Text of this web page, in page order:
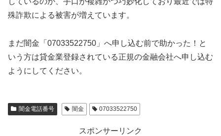
殊詐欺による被害が増えています。
まだ闇金「07033522750」へ申し込む前で助かった！と
いう方は貸金業登録されている正規の金融会社へ申し込む
ようにしてください。
闇金電話番号 闇金 07033522750
スポンサーリンク